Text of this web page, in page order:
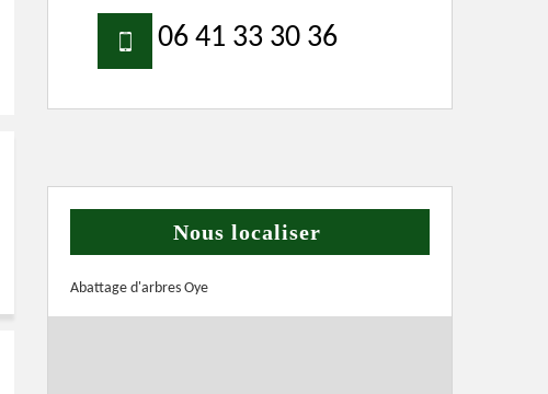
06 41 33 30 36
Nous localiser
Abattage d'arbres Oye